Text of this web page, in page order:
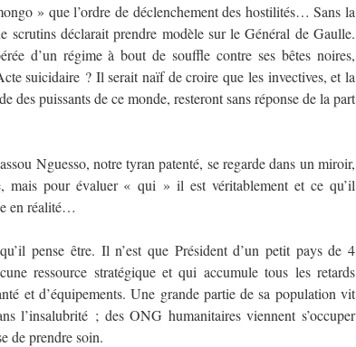
» que l’ordre de déclenchement des hostilités… Sans la
scrutins déclarait prendre modèle sur le Général de Gaulle.
d’un régime à bout de souffle contre ses bêtes noires,
suicidaire ? Il serait naïf de croire que les invectives, et la
des puissants de ce monde, resteront sans réponse de la part
Nguesso, notre tyran patenté, se regarde dans un miroir,
mais pour évaluer « qui » il est véritablement et ce qu’il
en réalité…
pense être. Il n’est que Président d’un petit pays de 4
ressource stratégique et qui accumule tous les retards
et d’équipements. Une grande partie de sa population vit
l’insalubrité ; des ONG humanitaires viennent s’occuper
de prendre soin.